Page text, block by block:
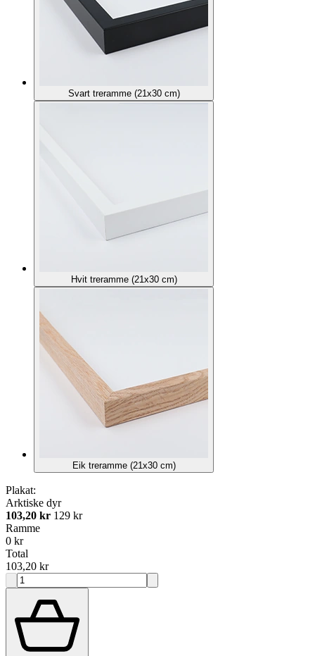
Svart treramme (21x30 cm)
Hvit treramme (21x30 cm)
Eik treramme (21x30 cm)
Plakat:
Arktiske dyr
103,20 kr 129 kr
Ramme
0 kr
Total
103,20 kr